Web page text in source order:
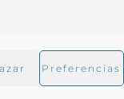
Preferencias